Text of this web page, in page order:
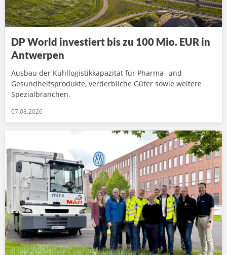
DP World investiert bis zu 100 Mio. EUR in
Antwerpen
Ausbau der Kühllogistikkapazität für Pharma- und
Gesundheitsprodukte, verderbliche Güter sowie weitere
Spezialbranchen.
07.08.2026